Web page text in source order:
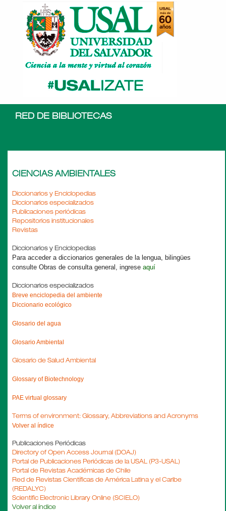
RED DE BIBLIOTECAS
CIENCIAS AMBIENTALES
Diccionarios y Enciclopedias
Diccionarios especializados
Publicaciones periódicas
Repositorios institucionales
Revistas
Diccionarios y Enciclopedias
Para acceder a diccionarios generales de la lengua, bilingües
consulte Obras de consulta general , ingrese aquí
Diccionarios especializados
Breve enciclopedia del ambiente
Diccionario ecológico
Glosario del agua
Glosario Ambiental
Glosario de Salud Ambiental
Glossary of Biotechnology
PAE virtual glossary
Terms of environment: Glossary, Abbreviations and Acronyms
Volver al índice
Publicaciones Periódicas
Directory of Open Access Journal (DOAJ)
Portal de Publicaciones Periódicas de la USAL (P3-USAL)
Portal de Revistas Académicas de Chile
Red de Revistas Científicas de América Latina y el Caribe
(REDALYC)
Scientific Electronic Library Online (SCIELO)
Volver al índice